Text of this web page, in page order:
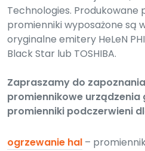
Technologies. Produkowane
promienniki wyposażone są
oryginalne emitery HeLeN
Black Star lub TOSHIBA.
Zapraszamy do
promiennikowe urządzenia
promienniki podczerwieni
ogrzewanie hal –